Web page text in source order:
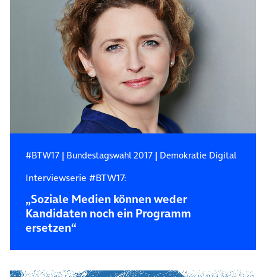
#BTW17| Bundestagswahl 2017| Demokratie Digital
Interviewserie #BTW17:
„Soziale Medien können weder
Kandidaten noch ein Programm
ersetzen“